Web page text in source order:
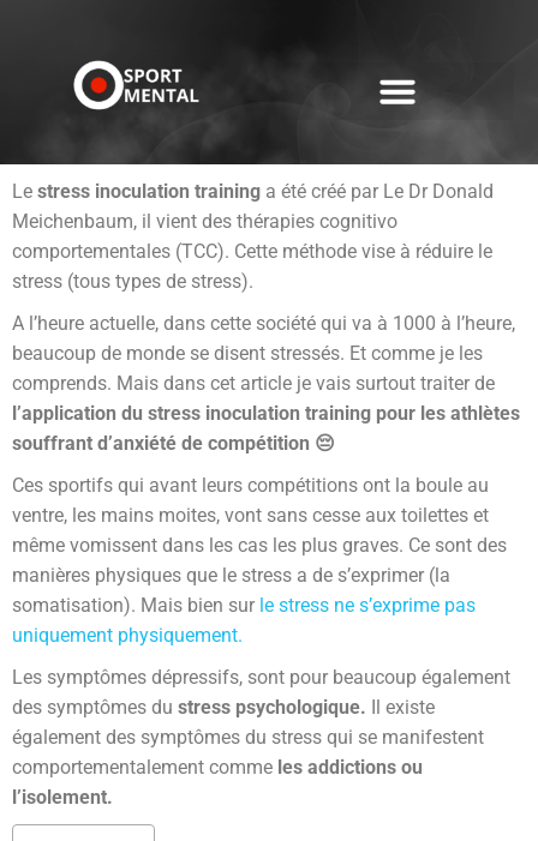
Le stress inoculation training a été créé par Le Dr Donald
Meichenbaum, il vient des thérapies cognitivo
comportementales (TCC). Cette méthode vise à réduire le
stress (tous types de stress).
A l’heure actuelle, dans cette société qui va à 1000 à l’heure,
beaucoup de monde se disent stressés. Et comme je les
comprends. Mais dans cet article je vais surtout traiter de
l’application du stress inoculation training pour les athlètes
souffrant d’anxiété de compétition 😔
Ces sportifs qui avant leurs compétitions ont la boule au
ventre, les mains moites, vont sans cesse aux toilettes et
même vomissent dans les cas les plus graves. Ce sont des
manières physiques que le stress a de s’exprimer (la
somatisation). Mais bien sur le stress ne s’exprime pas
uniquement physiquement.
Les symptômes dépressifs, sont pour beaucoup également
des symptômes du stress psychologique. Il existe
également des symptômes du stress qui se manifestent
comportementalement comme les addictions ou
l’isolement.